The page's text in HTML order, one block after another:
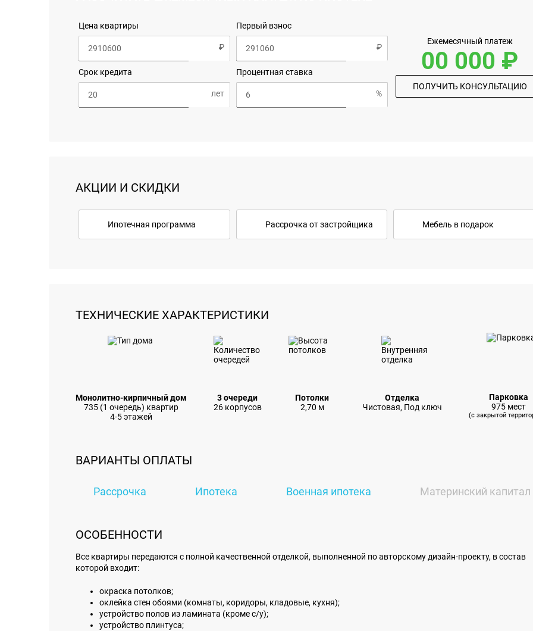
Цена квартиры
Срок кредита
Первый взнос
Процентная ставка
Ежемесячный платеж
00 000 ₽
ПОЛУЧИТЬ КОНСУЛЬТАЦИЮ
АКЦИИ И СКИДКИ
Ипотечная программа Рассрочка от застройщика Мебель в подарок
ТЕХНИЧЕСКИЕ ХАРАКТЕРИСТИКИ
Монолитно-кирпичный дом
735 (1 очередь) квартир
4-5 этажей
3 очереди
26 корпусов
Потолки
2,70 м
Отделка
Чистовая, Под ключ
Парковка
975 мест
(с закрытой
ВАРИАНТЫ ОПЛАТЫ
Рассрочка Ипотека Военная ипотека Материнский капитал
ОСОБЕННОСТИ
Все квартиры передаются с полной качественной отделкой, выполненной по авторскому дизайн-проекту, в состав
которой входит:
окраска потолков;
оклейка стен обоями (комнаты, коридоры, кладовые, кухня);
устройство полов из ламината (кроме с/у);
устройство плинтуса;